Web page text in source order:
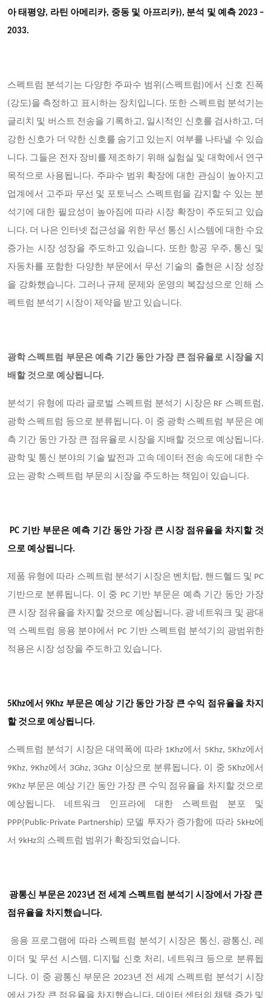
아 태평양, 라틴 아메리카, 중동 및 아프리카), 분석 및 예측 2023 –
2033.
스펙트럼 분석기는 다양한 주파수 범위(스펙트럼)에서 신호 진폭
(강도)을 측정하고 표시하는 장치입니다. 또한 스펙트럼 분석기는
글리치 및 버스트 전송을 기록하고, 일시적인 신호를 검사하고, 더
강한 신호가 더 약한 신호를 숨기고 있는지 여부를 나타낼 수 있습
니다. 그들은 전자 장비를 제조하기 위해 실험실 및 대학에서 연구
목적으로 사용됩니다. 주파수 범위 확장에 대한 관심이 높아지고
업계에서 고주파 무선 및 포토닉스 스펙트럼을 감지할 수 있는 분
석기에 대한 필요성이 높아짐에 따라 시장 확장이 주도되고 있습
니다. 더 나은 인터넷 접근성을 위한 무선 통신 시스템에 대한 수요
증가는 시장 성장을 주도하고 있습니다. 또한 항공 우주, 통신 및
자동차를 포함한 다양한 부문에서 무선 기술의 출현은 시장 성장
을 강화했습니다. 그러나 규제 문제와 운영의 복잡성으로 인해 스
펙트럼 분석기 시장이 제약을 받고 있습니다.
광학 스펙트럼 부문은 예측 기간 동안 가장 큰 점유율로 시장을 지
배할 것으로 예상됩니다.
분석기 유형에 따라 글로벌 스펙트럼 분석기 시장은 RF 스펙트럼,
광학 스펙트럼 등으로 분류됩니다. 이 중 광학 스펙트럼 부문은 예
측 기간 동안 가장 큰 점유율로 시장을 지배할 것으로 예상됩니다.
광학 및 통신 분야의 기술 발전과 고속 데이터 전송 속도에 대한 수
요는 광학 스펙트럼 부문의 시장을 주도하는 책임이 있습니다.
PC 기반 부문은 예측 기간 동안 가장 큰 시장 점유율을 차지할 것
으로 예상됩니다.
제품 유형에 따라 스펙트럼 분석기 시장은 벤치탑, 핸드헬드 및 PC
기반으로 분류됩니다. 이 중 PC 기반 부문은 예측 기간 동안 가장
큰 시장 점유율을 차지할 것으로 예상됩니다. 광 네트워크 및 광대
역 스펙트럼 응용 분야에서 PC 기반 스펙트럼 분석기의 광범위한
적용은 시장 성장을 주도하고 있습니다.
5Khz에서 9Khz 부문은 예상 기간 동안 가장 큰 수익 점유율을 차지
할 것으로 예상됩니다.
스펙트럼 분석기 시장은 대역폭에 따라 1Khz에서 5Khz, 5Khz에서
9Khz, 9Khz에서 3Ghz, 3Ghz 이상으로 분류됩니다. 이 중 5Khz에서
9Khz 부문은 예상 기간 동안 가장 큰 수익 점유율을 차지할 것으로
예상됩니다. 네트워크 인프라에 대한 스펙트럼 분포 및
PPP(Public-Private Partnership) 모델 투자가 증가함에 따라 5kHz에
서 9kHz의 스펙트럼 범위가 확장되었습니다.
광통신 부문은 2023년 전 세계 스펙트럼 분석기 시장에서 가장 큰
점유율을 차지했습니다.
응용 프로그램에 따라 스펙트럼 분석기 시장은 통신, 광통신, 레
이더 및 무선 시스템, 디지털 신호 처리, 네트워크 등으로 분류됩
니다. 이 중 광통신 부문은 2023년 전 세계 스펙트럼 분석기 시장
에서 가장 큰 점유율을 차지했습니다. 데이터 센터의 채택 증가 및